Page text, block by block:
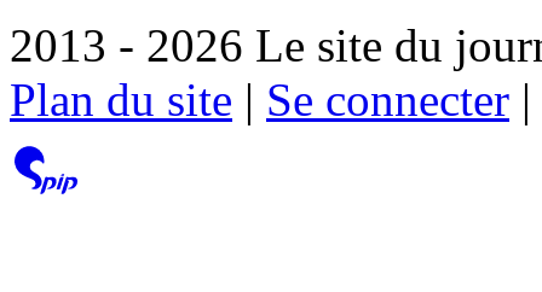
2013 - 2026 Le site du
Plan du site | Se connecter |